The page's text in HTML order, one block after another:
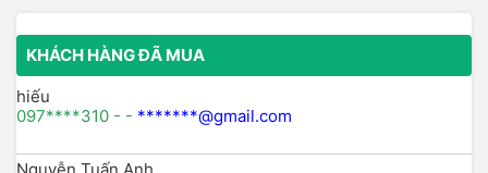
KHÁCH HÀNG ĐÃ MUA
hiếu
097****310 - - *******@gmail.com